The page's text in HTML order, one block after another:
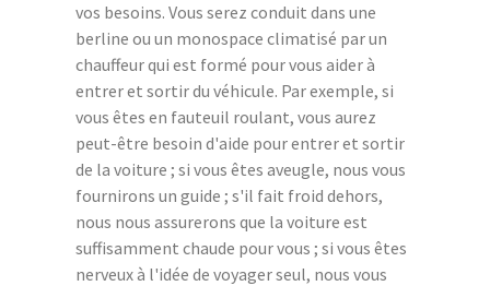
vos besoins. Vous serez conduit dans une
berline ou un monospace climatisé par un
chauffeur qui est formé pour vous aider à
entrer et sortir du véhicule. Par exemple, si
vous êtes en fauteuil roulant, vous aurez
peut-être besoin d'aide pour entrer et sortir
de la voiture ; si vous êtes aveugle, nous vous
fournirons un guide ; s'il fait froid dehors,
nous nous assurerons que la voiture est
suffisamment chaude pour vous ; si vous êtes
nerveux à l'idée de voyager seul, nous vous